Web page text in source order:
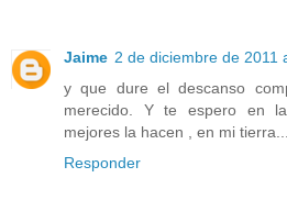
Jaime 2 de diciembre de 2011
y que dure el descanso
merecido. Y te espero en
mejores la hacen , en mi tierra....
Responder